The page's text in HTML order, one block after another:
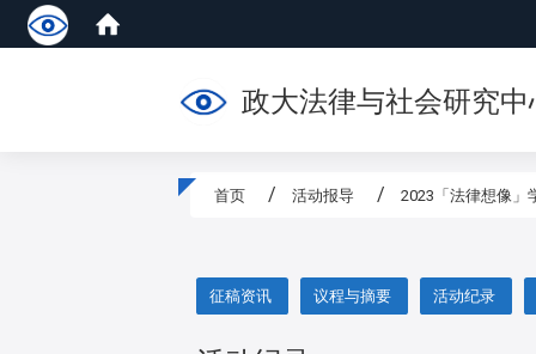
政大法律与社会研究中
首页 活动报导 2023「法律想像」
征稿资讯 议程与摘要 活动纪录